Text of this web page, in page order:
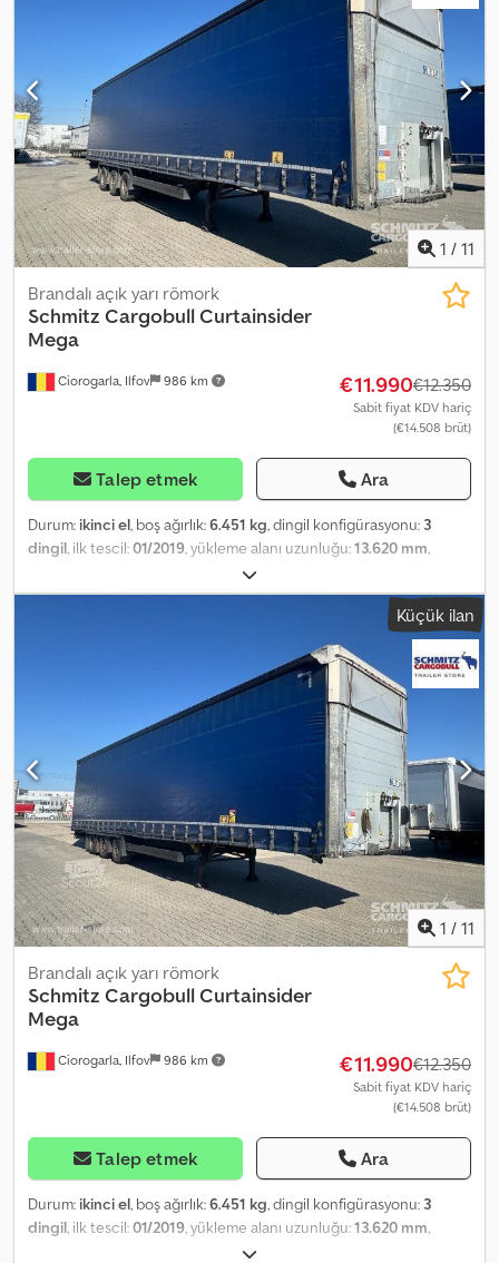
435/50 R19.5, DC 9.5 sertifikası, Yük hacmi: 97 m³. 1. dingil: , 2. dingil: ,
3. dingil: , Havalı süspansiyon, Arka alt koruma, Elektronik Fren
Sistemi (EBS), 1x15 ve 2x7 pinli fiş, Antispray. Tüm mevcut
araçlarımızın genel bir görünümü web sitemizde bulabilirsiniz.
Finansman mı gerekli? Bireysel finansman çözümleri, tam servis
sözleşmeleri ve telematik hizmetler sunuyoruz. Size kişisel olarak
danışmanlık yapmaktan memnuniyet duyarız. Credpfxjyt Tpwj Al
Def
1 / 11
Ciorogarla, Ilfov 986 km
Brandalı açık yarı römork
Schmitz CargobullCurtainsider
Mega
€11.990€12.350
Sabit fiyat KDV hariç
(€14.508 brüt)
Talep etmek Ara
Durum: ikinci el, boş ağırlık:6.451 kg, dingil konfigürasyonu: 3
dingil , ilk tescil:01/2019 , yükleme alanı uzunluğu:13.620 mm
2.480 mm, yükleme alanı yüksekliği:
mm, yükleme alanı hacmi:97 m³, süspansiyon:hava, lastik boyutu:
, Üretim yılı:
, Boş ağırlık: 6451 kg, DIN EN 12642 (kod XL)
sertifikası, Yükleme alanı (U G Y): 13.620 mm x 2.480 mm x 2.900 mm.
Lastik ebadı: 435/50 R19.5, DC 9.5 sertifikası, Yük hacmi: 97 m³, 1.
dingil: , 2. dingil: , 3. dingil: , Havalı süspansiyon, Arka koruma barı,
Elektronik Fren Sistemi (EBS), 1x15 ve 2x7 pimli fiş, Su sıçrama
önleyici. Tüm mevcut araçlarımızın bir özetini web sitemizde
bulabilirsiniz. Finansman mı gerekiyor? Bireysel finansman
çözümleri, tam hizmet sözleşmeleri ve telematik hizmetleri
sunuyoruz. Size kişisel olarak danışmaktan memnuniyet duyarız.
Crjdpeyt Tpkjfx Al Dsf
Küçük ilan
1 / 11
Ciorogarla, Ilfov 986 km
Brandalı açık yarı römork
Schmitz CargobullCurtainsider
Mega
€11.990€12.350
Sabit fiyat KDV hariç
(€14.508 brüt)
Talep etmek Ara
Durum: ikinci el, boş ağırlık:6.451 kg, dingil konfigürasyonu: 3
dingil, ilk tescil:01/2019, yükleme alanı uzunluğu:13.620 mm,
2.480 mm, yükleme alanı yüksekliği: